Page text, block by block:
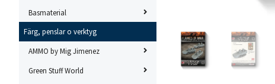
Basmaterial
Färg, penslar o verktyg
AMMO by Mig Jimenez
Green Stuff World